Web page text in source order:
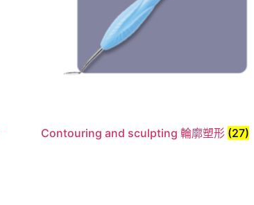
Contouring and sculpting 輪廓塑形 (27)